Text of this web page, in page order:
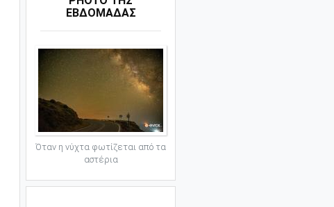
ΕΒΔΟΜΑΔΑΣ
Όταν η νύχτα φωτίζεται από τα
αστέρια